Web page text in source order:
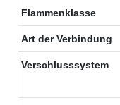
Flammenklasse
Art der Verbindung
Verschlusssystem